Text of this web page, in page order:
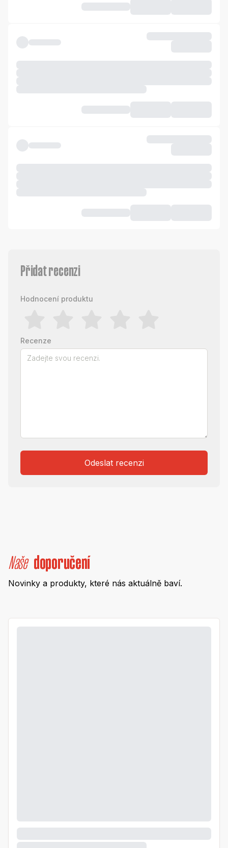
Přidat recenzi
Hodnocení produktu
Recenze
Odeslat recenzi
Naše doporučení
Novinky a produkty, které nás aktuálně baví.